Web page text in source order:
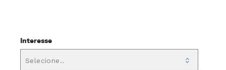
Interesse